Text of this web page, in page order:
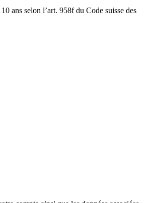
ans selon l’art. 958f du Code suisse des